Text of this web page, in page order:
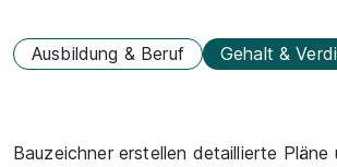
Ausbildung & Beruf Gehalt &
Bauzeichner erstellen detaillierte Pläne